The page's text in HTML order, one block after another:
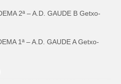
2ª – A.D. GAUDE B Getxo-
1ª – A.D. GAUDE A Getxo-